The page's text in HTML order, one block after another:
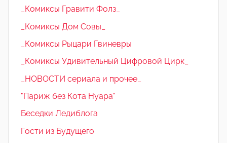
_Комиксы Гравити Фолз_
_Комиксы Дом Совы_
_Комиксы Рыцари Гвиневры
_Комиксы Удивительный Цифровой Цирк_
_НОВОСТИ сериала и прочее_
"Париж без Кота Нуара"
Беседки Ледиблога
Гости из Будущего